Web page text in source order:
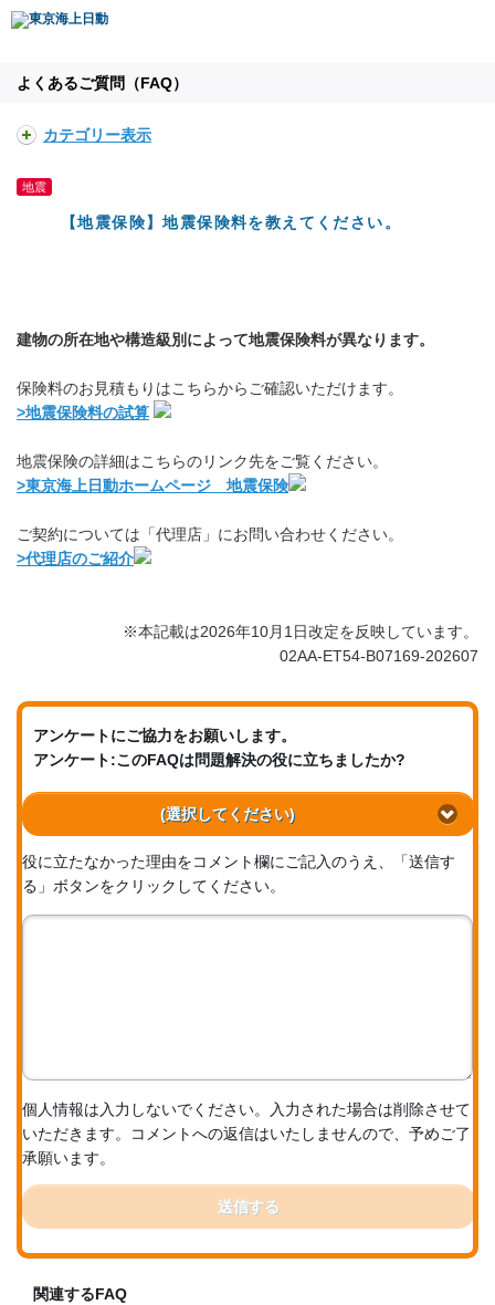
よくあるご質問（FAQ）
カテゴリー表示
地震
【地震保険】地震保険料を教えてください。
建物の所在地や構造級別によって地震保険料が異なります。
保険料のお見積もりはこちらからご確認いただけます。
>地震保険料の試算
地震保険の詳細はこちらのリンク先をご覧ください。
>東京海上日動ホームページ 地震保険
ご契約については「代理店」にお問い合わせください。
>代理店のご紹介
※本記載は2026年10月1日改定を反映しています。
02AA-ET54-B07169-202607
アンケートにご協力をお願いします。
アンケート:このFAQは問題解決の役に立ちましたか?
(選択してください)
役に立たなかった理由をコメント欄にご記入のうえ、「送信す
る」ボタンをクリックしてください。
個人情報は入力しないでください。入力された場合は削除させて
いただきます。コメントへの返信はいたしませんので、予めご了
承願います。
送信する
関連するFAQ